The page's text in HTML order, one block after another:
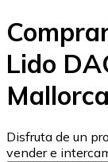
USD Coin
USDC
Lido
Mallorca
Disfruta de un
vender e